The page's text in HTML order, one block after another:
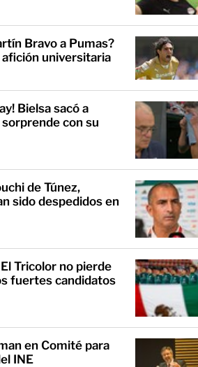
Bravo a Pumas?
afición universitaria
Bielsa sacó a
con su
de Túnez,
sido despedidos en
Tricolor no pierde
fuertes candidatos
en Comité para
INE